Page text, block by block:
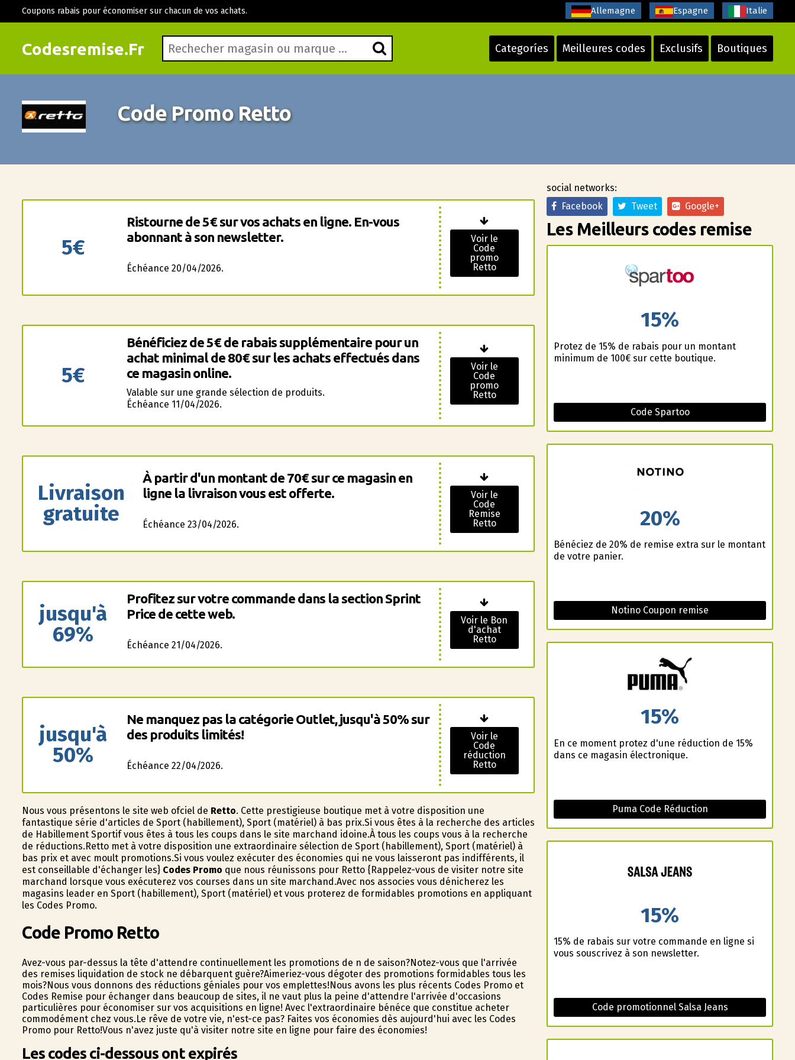
Codesremise.Fr Categoríes Meilleures codes Exclusifs Boutiques
Coupons rabais pour économiser sur chacun de vos achats. Allemagne Espagne Italie
Code Promo Retto
5€
Ristourne de 5€ sur vos achats en ligne. En-vous
abonnant à son newsletter.
Échéance 20/04/2026.
Voir le
Code
promo
Retto
5€
Bénéficiez de 5€ de rabais supplémentaire pour un
achat minimal de 80€ sur les achats effectués dans
ce magasin online.
Valable sur une grande sélection de produits.
Échéance 11/04/2026.
Voir le
Code
promo
Retto
Livraison
gratuite
À partir d'un montant de 70€ sur ce magasin en
ligne la livraison vous est offerte.
Échéance 23/04/2026.
Voir le
Code
Remise
Retto
jusqu'à
69%
Profitez sur votre commande dans la section Sprint
Price de cette web.
Échéance 21/04/2026.
Voir le Bon
d'achat
Retto
jusqu'à
50%
Ne manquez pas la catégorie Outlet, jusqu'à 50% sur
des produits limités!
Échéance 22/04/2026.
Voir le
Code
réduction
Retto
Nous vous présentons le site web officiel de Retto. Cette prestigieuse boutique met à votre disposition une
fantastique série d'articles de Sport (habillement), Sport (matériel) à bas prix.Si vous êtes à la recherche des articles
de Habillement Sportif vous êtes à tous les coups dans le site marchand idoine.À tous les coups vous à la recherche
de réductions.Retto met à votre disposition une extraordinaire sélection de Sport (habillement), Sport (matériel) à
bas prix et avec moult promotions.Si vous voulez exécuter des économies qui ne vous laisseront pas indifférents, il
est conseillable d'échanger les} Codes Promo que nous réunissons pour Retto {Rappelez-vous de visiter notre site
marchand lorsque vous exécuterez vos courses dans un site marchand.Avec nos associes vous dénicherez les
magasins leader en Sport (habillement), Sport (matériel) et vous profiterez de formidables promotions en appliquant
les Codes Promo.
Code Promo Retto
Avez-vous par-dessus la tête d'attendre continuellement les promotions de fin de saison?Notez-vous que l'arrivée
des remises liquidation de stock ne débarquent guère?Aimeriez-vous dégoter des promotions formidables tous les
mois?Nous vous donnons des réductions géniales pour vos emplettes!Nous avons les plus récents Codes Promo et
Codes Remise pour échanger dans beaucoup de sites, il ne vaut plus la peine d'attendre l'arrivée d'occasions
particulières pour économiser sur vos acquisitions en ligne! Avec l'extraordinaire bénéfice que constitue acheter
commodément chez vous.Le rêve de votre vie, n'est-ce pas? Faites vos économies dès aujourd'hui avec les Codes
Promo pour Retto!Vous n'avez juste qu'à visiter notre site en ligne pour faire des économies!
Les codes ci-dessous ont expirés
social networks:
Facebook
Tweet Google+
Les Meilleurs codes remise
15%
Profitez de 15% de rabais pour un montant
minimum de 100€ sur cette boutique.
Code Spartoo
20%
Bénéficiez de 20% de remise extra sur le montant
de votre panier.
Notino Coupon remise
15%
En ce moment profitez d'une réduction de 15%
dans ce magasin électronique.
Puma Code Réduction
15%
15% de rabais sur votre commande en ligne si
vous souscrivez à son newsletter.
Code promotionnel Salsa Jeans